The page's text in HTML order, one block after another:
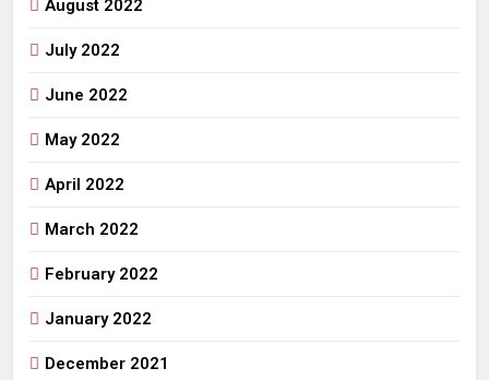
August 2022
July 2022
June 2022
May 2022
April 2022
March 2022
February 2022
January 2022
December 2021